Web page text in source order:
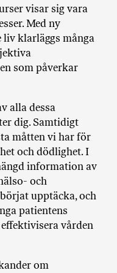
visar sig vara
Med ny
klarläggs många
som påverkar
alla dessa
dig. Samtidigt
måtten vi har för
och dödlighet. I
information av
och
upptäcka, och
patientens
vården
om